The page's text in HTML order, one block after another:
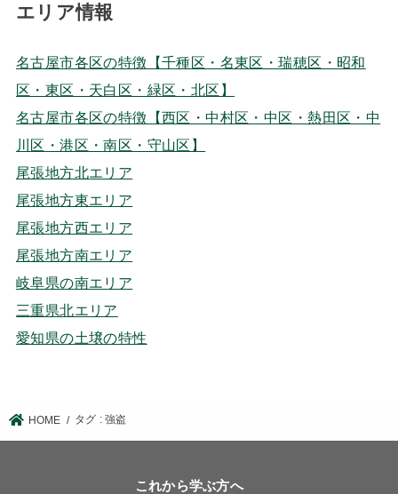
エリア情報
名古屋市各区の特徴【千種区・名東区・瑞穂区・昭和
区・東区・天白区・緑区・北区】
名古屋市各区の特徴【西区・中村区・中区・熱田区・中
川区・港区・南区・守山区】
尾張地方北エリア
尾張地方東エリア
尾張地方西エリア
尾張地方南エリア
岐阜県の南エリア
三重県北エリア
愛知県の土壌の特性
HOME タグ : 強盗
これから学ぶ方へ